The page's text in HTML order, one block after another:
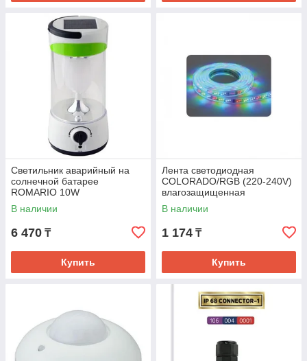
Светильник аварийный на
солнечной батарее
ROMARIO 10W
В наличии
6 470 ₸
Купить
Лента светодиодная
COLORADO/RGB (220-240V)
влагозащищенная
В наличии
1 174 ₸
Купить